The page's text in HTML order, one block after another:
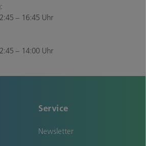
– 16:45 Uhr
– 14:00 Uhr
Service
Newsletter